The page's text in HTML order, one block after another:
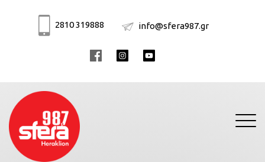
2810 319888 info@sfera987.gr
Toggle